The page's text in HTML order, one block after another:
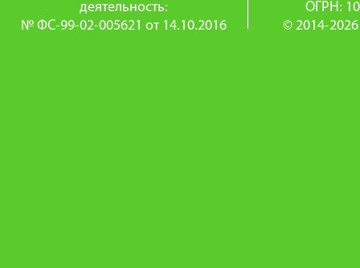
деятельность:
№ ФС-99-02-005621 от 14.10.2016
ОГРН:
© 2014-